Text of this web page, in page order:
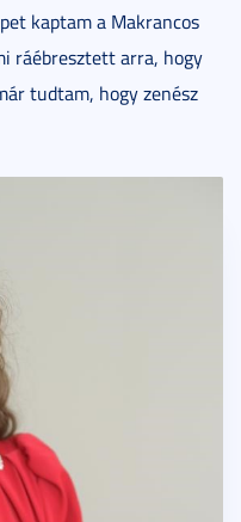
kaptam a Makrancos
ráébresztett arra, hogy
tudtam, hogy zenész